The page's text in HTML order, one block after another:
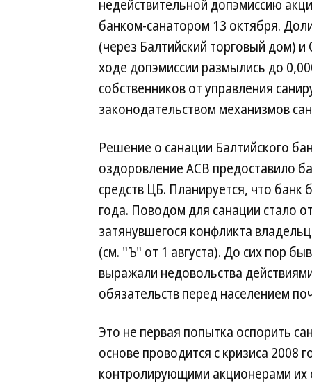
недействительной допэмиссию
банком-санатором 13 октября.
(через Балтийский торговый дом)
ходе допэмиссии размылись до
собственников от управления
законодательством механизмов
Решение о санации Балтийского
оздоровление АСВ предоставило
средств ЦБ. Планируется, что
года. Поводом для санации стало
затянувшегося конфликта
(см. "Ъ" от 1 августа). До сих пор
выражали недовольства
обязательств перед населением
Это не первая попытка оспорить
основе проводится с кризиса 2008
контролирующими акционерами их